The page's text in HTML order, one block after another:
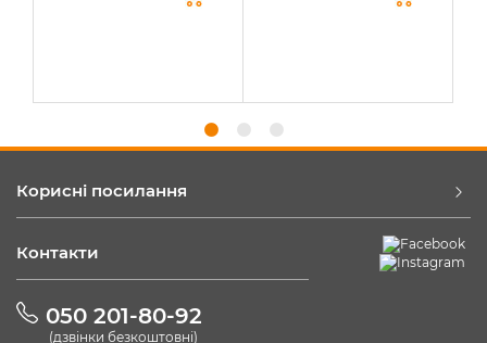
Корисні посилання
Контакти
050 201-80-92
(дзвінки безкоштовні)